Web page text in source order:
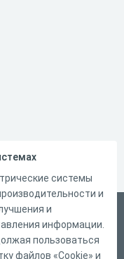
системы
и
и
информации.
пользоваться
файлов «Cookie» и